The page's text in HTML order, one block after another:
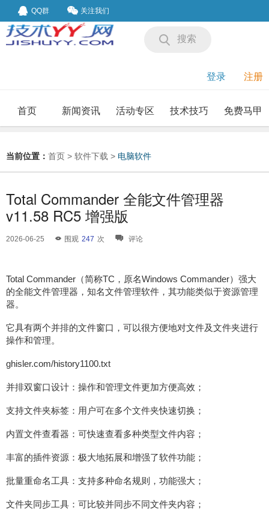
QQ群 关注我们
搜索
登录 注册
首页 新闻资讯 活动专区 技术技巧 免费马甲
当前位置： 首页 > 软件下载 > 电脑软件
Total Commander 全能文件管理器
v11.58 RC5 增强版
2026-06-25 围观 247 次 评论
Total Commander（简称TC，原名Windows Commander）强大
的全能文件管理器，知名文件管理软件，其功能类似于资源管理
器。
它具有两个并排的文件窗口，可以很方便地对文件及文件夹进行
操作和管理。
ghisler.com/history1100.txt
并排双窗口设计：操作和管理文件更加方便高效；
支持文件夹标签：用户可在多个文件夹快速切换；
内置文件查看器：可快速查看多种类型文件内容；
丰富的插件资源：极大地拓展和增强了软件功能；
批量重命名工具：支持多种命名规则，功能强大；
文件夹同步工具：可比较并同步不同文件夹内容；